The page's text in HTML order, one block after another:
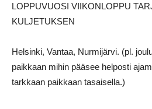
LOPPUVUOSI VIIKONLOPPU
KULJETUKSEN
Helsinki, Vantaa, Nurmijärvi. (pl.
paikkaan mihin pääsee helposti
tarkkaan paikkaan tasaisella.)